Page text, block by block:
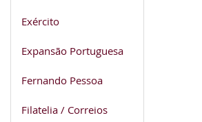
Exército
Expansão Portuguesa
Fernando Pessoa
Filatelia / Correios